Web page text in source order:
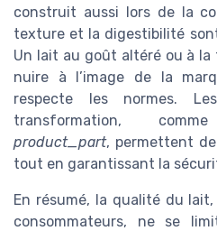
construit aussi lors de la
texture et la digestibilité
Un lait au goût altéré ou à
nuire à l’image de la
respecte les normes.
transformation,
product_part, permettent
tout en garantissant la
En résumé, la qualité du
consommateurs, ne se